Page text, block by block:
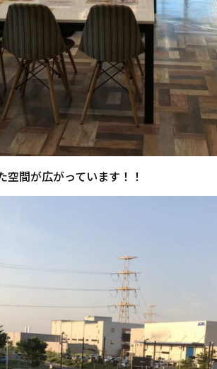
間が広がっています！！